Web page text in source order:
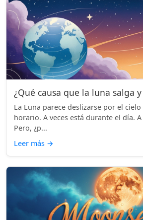
¿Qué causa que la luna salga
La Luna parece deslizarse por el
horario. A veces está durante el día.
Pero, ¿p...
Leer más →